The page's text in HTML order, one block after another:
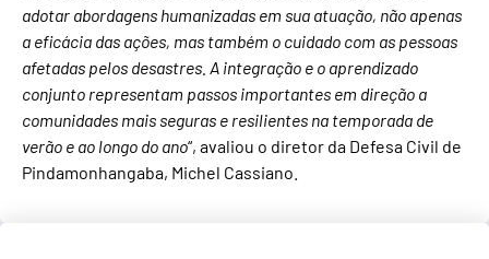
adotar abordagens humanizadas em sua atuação, não apenas
a eficácia das ações, mas também o cuidado com as pessoas
afetadas pelos desastres. A integração e o aprendizado
conjunto representam passos importantes em direção a
comunidades mais seguras e resilientes na temporada de
verão e ao longo do ano“, avaliou o diretor da Defesa Civil de
Pindamonhangaba, Michel Cassiano.